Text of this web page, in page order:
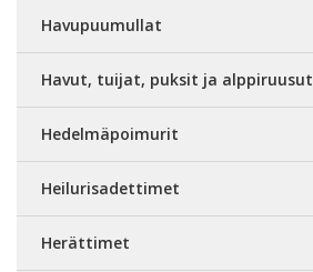
Havupuumullat
Havut, tuijat, puksit ja alppiruusut
Hedelmäpoimurit
Heilurisadettimet
Herättimet